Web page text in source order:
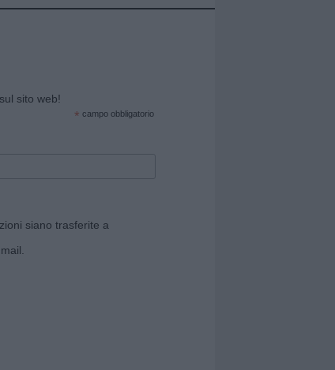
sito web!
* campo obbligatorio
siano trasferite a